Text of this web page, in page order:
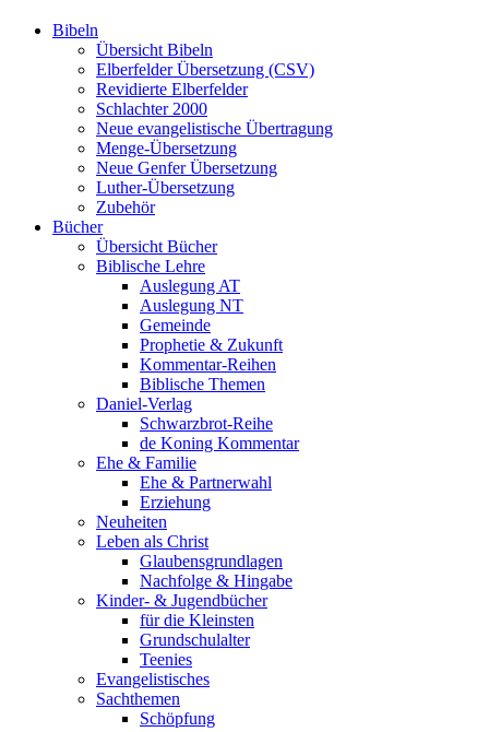
Bibeln
Übersicht Bibeln
Elberfelder Übersetzung (CSV)
Revidierte Elberfelder
Schlachter 2000
Neue evangelistische Übertragung
Menge-Übersetzung
Neue Genfer Übersetzung
Luther-Übersetzung
Zubehör
Bücher
Übersicht Bücher
Biblische Lehre
Auslegung AT
Auslegung NT
Gemeinde
Prophetie & Zukunft
Kommentar-Reihen
Biblische Themen
Daniel-Verlag
Schwarzbrot-Reihe
de Koning Kommentar
Ehe & Familie
Ehe & Partnerwahl
Erziehung
Neuheiten
Leben als Christ
Glaubensgrundlagen
Nachfolge & Hingabe
Kinder- & Jugendbücher
für die Kleinsten
Grundschulalter
Teenies
Evangelistisches
Sachthemen
Schöpfung